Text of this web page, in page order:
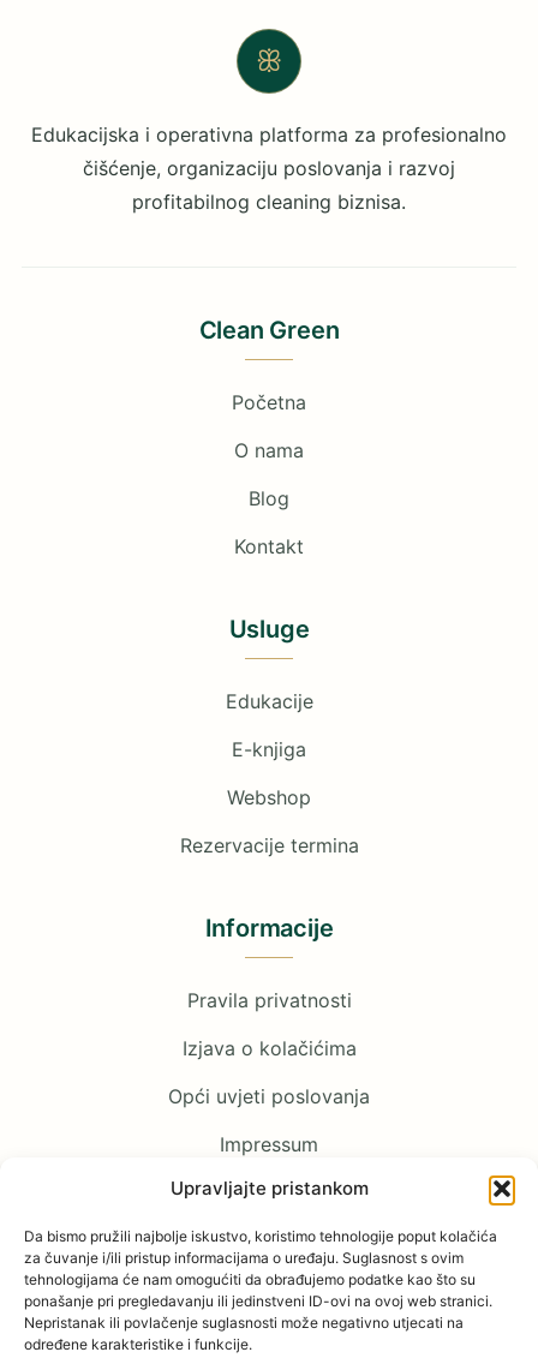
Upravljajte pristankom
Da bismo pružili najbolje iskustvo, koristimo tehnologije poput kolačića
za čuvanje i/ili pristup informacijama o uređaju. Suglasnost s ovim
tehnologijama će nam omogućiti da obrađujemo podatke kao što su
ponašanje pri pregledavanju ili jedinstveni ID-ovi na ovoj web stranici.
Nepristanak ili povlačenje suglasnosti može negativno utjecati na
određene karakteristike i funkcije.
ꕥ
Edukacijska i operativna platforma za profesionalno
čišćenje, organizaciju poslovanja i razvoj
profitabilnog cleaning biznisa.
Clean Green
Početna
O nama
Blog
Kontakt
Usluge
Edukacije
E-knjiga
Webshop
Rezervacije termina
Informacije
Pravila privatnosti
Izjava o kolačićima
Opći uvjeti poslovanja
Impressum
Pratite nas
Facebook
YouTube